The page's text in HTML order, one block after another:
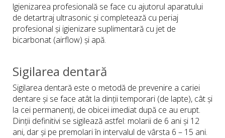
lgienizarea profesională se face cu ajutorul aparatului
de detartraj ultrasonic și completează cu periaj
profesional și igienizare suplimentară cu jet de
bicarbonat (airflow) și apă.
Sigilarea dentară
Sigilarea dentară este o metodă de prevenire a cariei
dentare și se face atât la dinții temporari (de lapte), cât și
la cei permanenți, de obicei imediat după ce au erupt.
Dinții definitivi se sigilează astfel: molarii de 6 ani și 12
ani, dar și pe premolari în intervalul de vârsta 6 – 15 ani.